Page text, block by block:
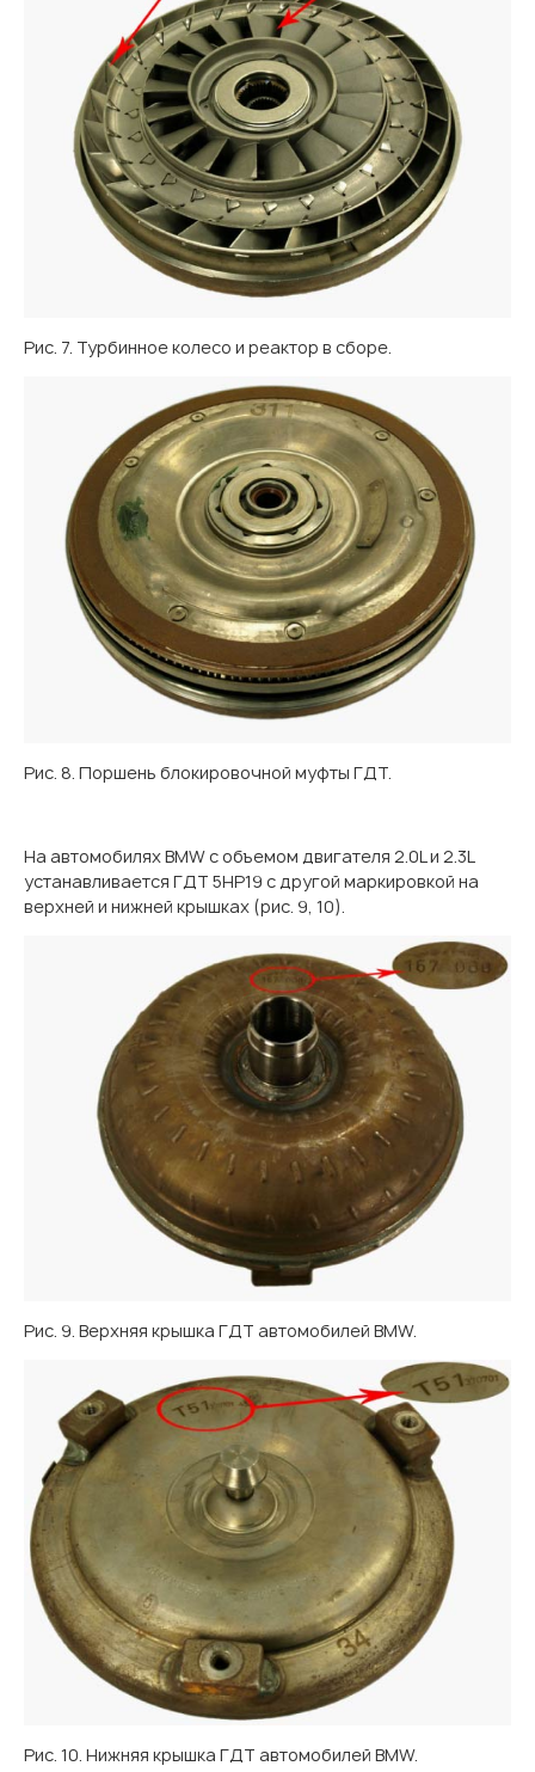
Рис. 7. Турбинное колесо и реактор в сборе.
Рис. 8. Поршень блокировочной муфты ГДТ.
На автомобилях BMW с объемом двигателя 2.0L и 2.3L
устанавливается ГДТ 5НР19 с другой маркировкой на
верхней и нижней крышках (рис. 9, 10).
Рис. 9. Верхняя крышка ГДТ автомобилей BMW.
Рис. 10. Нижняя крышка ГДТ автомобилей BMW.